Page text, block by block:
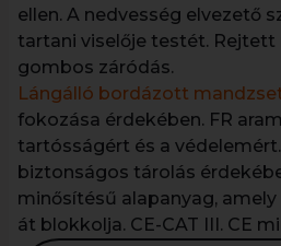
ellen. A nedvesség elvezető
tartani viselője testét. Rejtett
gombos záródás.
Lángálló bordázott
fokozása érdekében. FR
tartósságért és a védelemért.
biztonságos tárolás
minősítésű alapanyag, amely
át blokkolja. CE-CAT III. CE